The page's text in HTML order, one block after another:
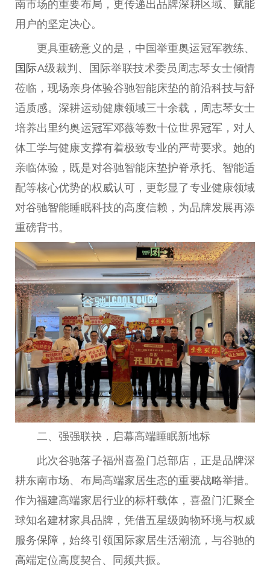
南市场的重要布局，更传递出品牌深耕区域、赋能
用户的坚定决心。
更具重磅意义的是，中国举重奥运冠军教练、
国际A级裁判、国际举联技术委员周志琴女士倾情
莅临，现场亲身体验谷驰智能床垫的前沿科技与舒
适质感。深耕运动健康领域三十余载，周志琴女士
培养出里约奥运冠军邓薇等数十位世界冠军，对人
体工学与健康支撑有着极致专业的严苛要求。她的
亲临体验，既是对谷驰智能床垫护脊承托、智能适
配等核心优势的权威认可，更彰显了专业健康领域
对谷驰智能睡眠科技的高度信赖，为品牌发展再添
重磅背书。
二、强强联袂，启幕高端睡眠新地标
此次谷驰落子福州喜盈门总部店，正是品牌深
耕东南市场、布局高端家居生态的重要战略举措。
作为福建高端家居行业的标杆载体，喜盈门汇聚全
球知名建材家具品牌，凭借五星级购物环境与权威
服务保障，始终引领国际家居生活潮流，与谷驰的
高端定位高度契合、同频共振。